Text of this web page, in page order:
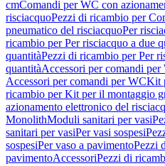
cmComandi per WC con
risciacquoPezzi di ricambio per
pneumatico del risciacquoPer
ricambio per Per risciacquo a due
quantitàPezzi di ricambio per Per
quantitàAccessori per comandi per
Accessori per comandi per WCKit
ricambio per Kit per il montaggio
azionamento elettronico del
MonolithModuli sanitari per vasi
sanitari per vasiPer vasi sospesi
sospesiPer vaso a pavimentoPezzi
pavimentoAccessoriPezzi di